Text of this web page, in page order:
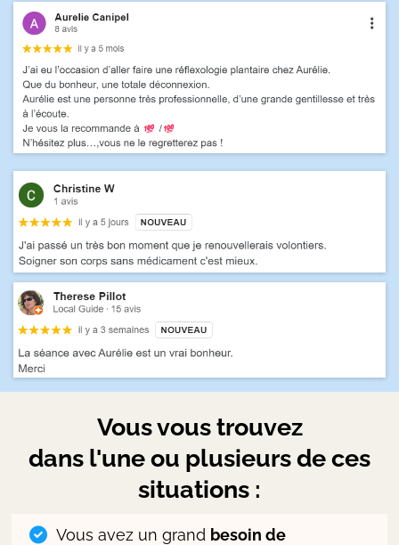
Vous vous trouvez
dans l'une ou plusieurs de ces
situations :
Vous avez un grand besoin de